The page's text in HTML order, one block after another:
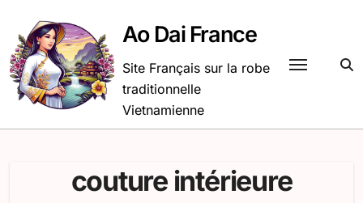
contenu
Ao Dai France
Site Français sur la robe
traditionnelle
Vietnamienne
couture intérieure